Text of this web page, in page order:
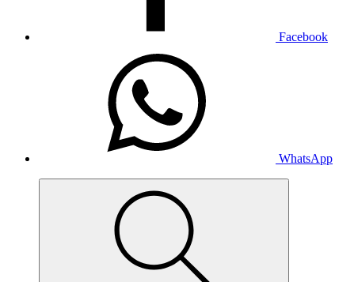
Facebook
WhatsApp